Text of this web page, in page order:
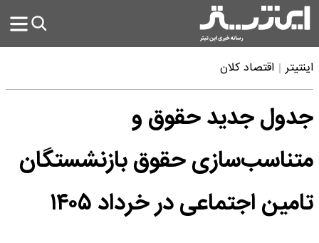
اینتیتر اقتصاد کلان
جدول جدید حقوق و
متناسب‌سازی حقوق بازنشستگان
تامین اجتماعی در خرداد ۱۴۰۵